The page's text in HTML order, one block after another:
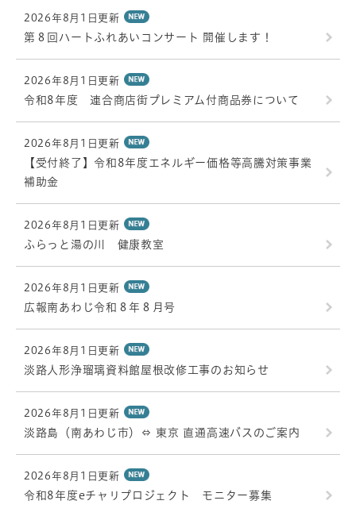
2026年8月1日更新
第８回ハートふれあいコンサート 開催します！
2026年8月1日更新
令和8年度 連合商店街プレミアム付商品券について
2026年8月1日更新
【受付終了】令和8年度エネルギー価格等高騰対策事業
補助金
2026年8月1日更新
ふらっと湯の川 健康教室
2026年8月1日更新
広報南あわじ令和８年８月号
2026年8月1日更新
淡路人形浄瑠璃資料館屋根改修工事のお知らせ
2026年8月1日更新
淡路島（南あわじ市）⇔ 東京 直通高速バスのご案内
2026年8月1日更新
令和8年度eチャリプロジェクト モニター募集